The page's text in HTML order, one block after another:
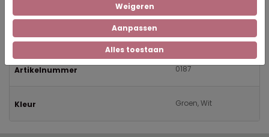
Specificaties
Artikelnummer 0187
Kleur Groen, Wit
Weigeren
Aanpassen
Alles toestaan